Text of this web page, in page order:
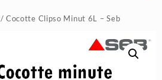
/ Cocotte Clipso Minut 6L – Seb